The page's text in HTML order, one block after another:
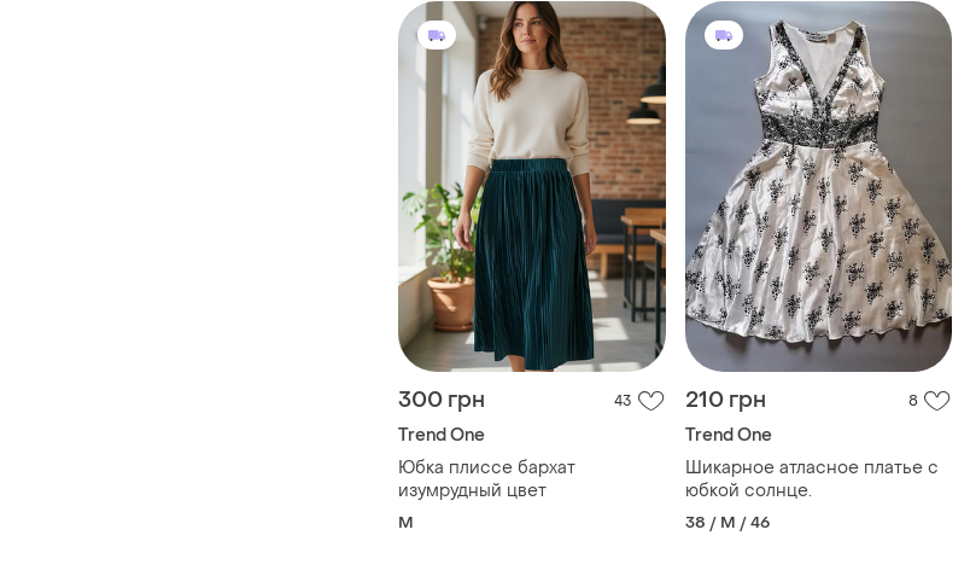
300 грн 43
Trend One
Юбка плиссе бархат
изумрудный цвет
M
210 грн 8
Trend One
Шикарное атласное платье с
юбкой солнце.
38 / M / 46